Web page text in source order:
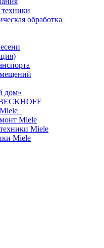
обработка
дом»
Miele
Miele
Miele